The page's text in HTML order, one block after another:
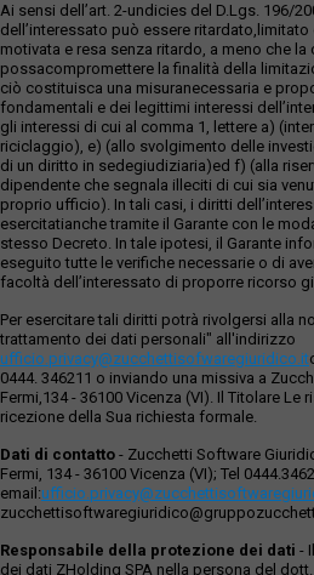
Ai sensi dell’art. 2-undicies del D.Lgs. 196/
dell’interessato può essere
motivata e resa senza ritardo, a meno che
possacompromettere la finalità della
ciò costituisca una misuranecessaria e
fondamentali e dei legittimi interessi
gli interessi di cui al comma 1, lettere a)
riciclaggio), e) (allo svolgimento delle
di un diritto in sedegiudiziaria)ed f) (alla
dipendente che segnala illeciti di cui sia
proprio ufficio). In tali casi, i diritti
esercitatianche tramite il Garante con le
stesso Decreto. In tale ipotesi, il Garante
eseguito tutte le verifiche necessarie o di
facoltà dell’interessato di proporre ricorso
Per esercitare tali diritti potrà rivolgersi alla
trattamento dei dati personali" all'indirizzo
ufficio.privacy@zucchettisofwaregiuridico.it
0444. 346211 o inviando una missiva a
Fermi,134 - 36100 Vicenza (VI). Il Titolare
ricezione della Sua richiesta formale.
Dati di contatto - Zucchetti Software
Fermi, 134 - 36100 Vicenza (VI); Tel
email:
Responsabile della protezione dei dati -
dei dati ZHolding SPA nella persona del